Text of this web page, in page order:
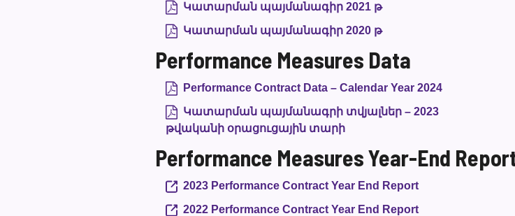
Կատարման պայմանագիր 2021 թ
Կատարման պայմանագիր 2020 թ
Performance Measures Data
Performance Contract Data – Calendar Year 2024
Կատարման պայմանագրի տվյալներ – 2023
թվականի օրացուցային տարի
Performance Measures Year-End
2023 Performance Contract Year End Report
2022 Performance Contract Year End Report